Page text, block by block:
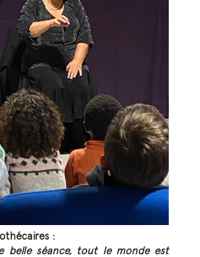
:
belle séance, tout le monde est